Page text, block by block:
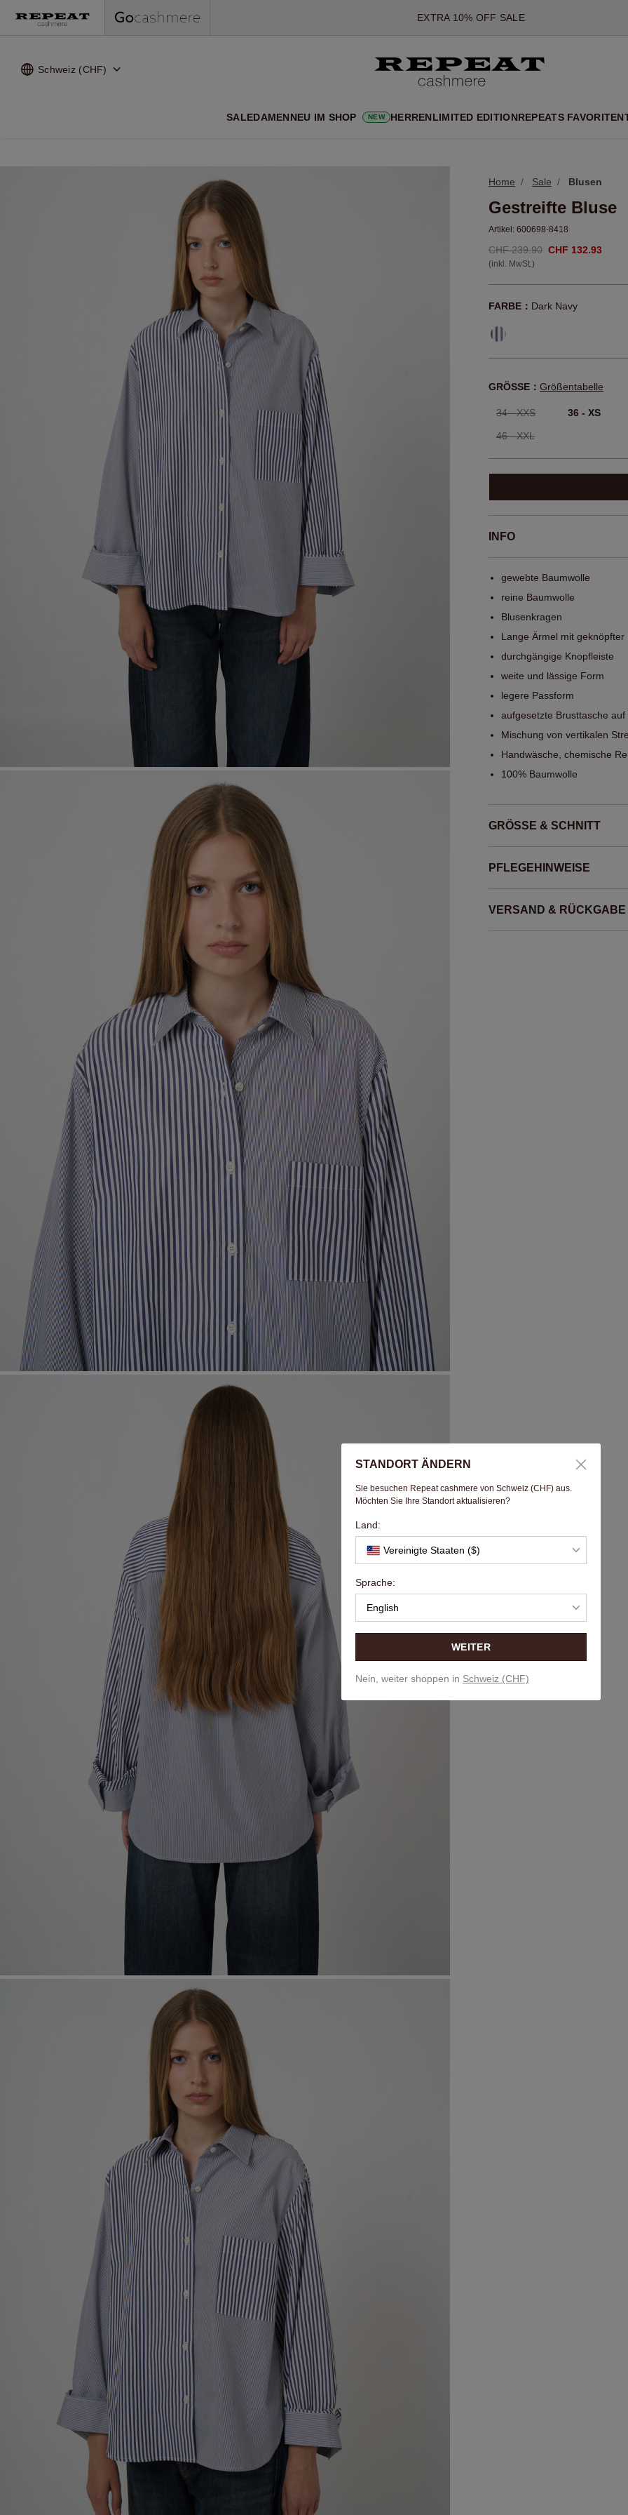
*DIESES ANGEBOT GILT BIS ZUM 12 AUGUST 2026
*GILT NICHT FÜR LIMITED EDITION
*AUSNAHMEN SIND MÖGLICH
NEUE CASHMERE-NEUHEITEN
EXTRA 10% OFF SALE
Schweiz (CHF)
SALEDAMENNEU IM SHOP NEW HERRENLIMITED EDITIONREPEATS FAVORITEN
Home Sale Blusen
Gestreifte Bluse
Artikel: 600698-8418
CHF 239.90 CHF 132.93
(inkl. MwSt.)
FARBE： Dark Navy
GRÖSSE： Größentabelle
34 - XXS 36 - XS
46 - XXL
INFO
gewebte Baumwolle
reine Baumwolle
Blusenkragen
Lange Ärmel mit geknöpfter
durchgängige Knopfleiste
weite und lässige Form
legere Passform
aufgesetzte Brusttasche auf
Mischung von vertikalen
Handwäsche, chemische
100% Baumwolle
GRÖSSE & SCHNITT
PFLEGEHINWEISE
VERSAND & RÜCKGABE
STANDORT ÄNDERN
Sie besuchen Repeat cashmere von Schweiz (CHF) aus.
Möchten Sie Ihre Standort aktualisieren?
Land:
Vereinigte Staaten ($)
Sprache:
English
WEITER
Nein, weiter shoppen in Schweiz (CHF)